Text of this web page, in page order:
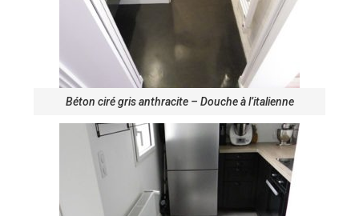
Béton ciré gris anthracite – Douche à l’italienne